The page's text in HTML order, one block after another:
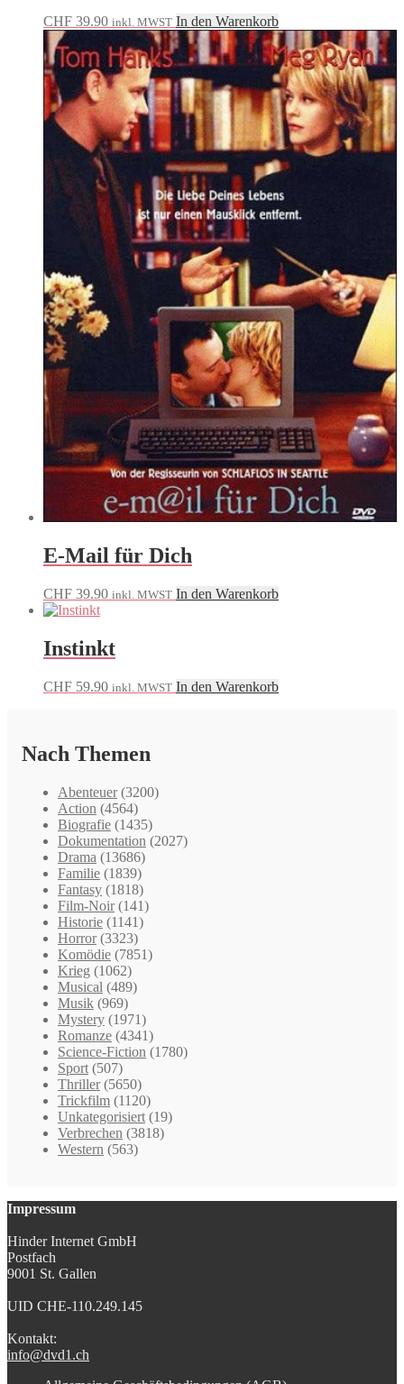
CHF 39.90 inkl. MWST In den Warenkorb
E-Mail für Dich
CHF 39.90 inkl. MWST In den Warenkorb
Instinkt
CHF 59.90 inkl. MWST In den Warenkorb
Nach Themen
Abenteuer (3200)
Action (4564)
Biografie (1435)
Dokumentation (2027)
Drama (13686)
Familie (1839)
Fantasy (1818)
Film-Noir (141)
Historie (1141)
Horror (3323)
Komödie (7851)
Krieg (1062)
Musical (489)
Musik (969)
Mystery (1971)
Romanze (4341)
Science-Fiction (1780)
Sport (507)
Thriller (5650)
Trickfilm (1120)
Unkategorisiert (19)
Verbrechen (3818)
Western (563)
Impressum
Hinder Internet GmbH
Postfach
9001 St. Gallen
UID CHE-110.249.145
Kontakt:
info@dvd1.ch